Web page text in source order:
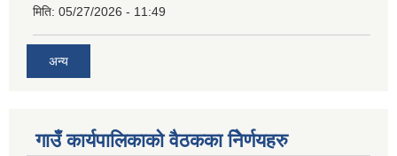
मिति: 05/27/2026 - 11:49
अन्य
गाउँ कार्यपालिकाको वैठकका निेर्णयहरु